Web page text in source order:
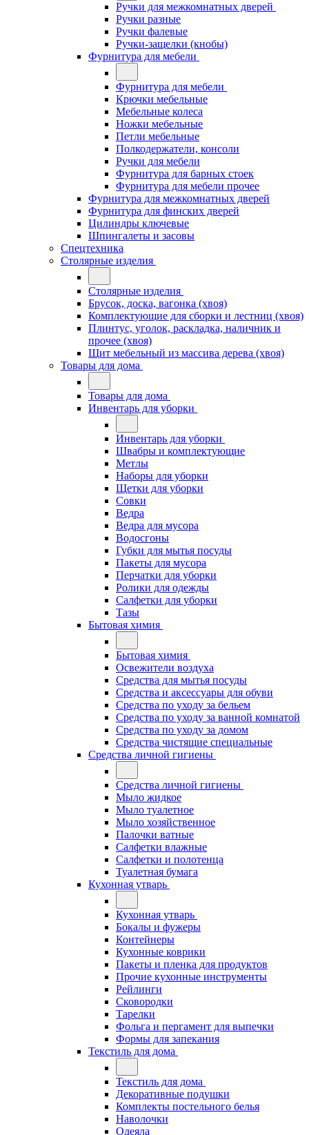
Ручки для межкомнатных дверей
Ручки разные
Ручки фалевые
Ручки-защелки (кнобы)
Фурнитура для мебели
Фурнитура для мебели
Крючки мебельные
Мебельные колеса
Ножки мебельные
Петли мебельные
Полкодержатели, консоли
Ручки для мебели
Фурнитура для барных стоек
Фурнитура для мебели прочее
Фурнитура для межкомнатных дверей
Фурнитура для финских дверей
Цилиндры ключевые
Шпингалеты и засовы
Спецтехника
Столярные изделия
Столярные изделия
Брусок, доска, вагонка (хвоя)
Комплектующие для сборки и лестниц (хвоя)
Плинтус, уголок, раскладка, наличник и
прочее (хвоя)
Щит мебельный из массива дерева (хвоя)
Товары для дома
Товары для дома
Инвентарь для уборки
Инвентарь для уборки
Швабры и комплектующие
Метлы
Наборы для уборки
Щетки для уборки
Совки
Ведра
Ведра для мусора
Водосгоны
Губки для мытья посуды
Пакеты для мусора
Перчатки для уборки
Ролики для одежды
Салфетки для уборки
Тазы
Бытовая химия
Бытовая химия
Освежители воздуха
Средства для мытья посуды
Средства и аксессуары для обуви
Средства по уходу за бельем
Средства по уходу за ванной комнатой
Средства по уходу за домом
Средства чистящие специальные
Средства личной гигиены
Средства личной гигиены
Мыло жидкое
Мыло туалетное
Мыло хозяйственное
Палочки ватные
Салфетки влажные
Салфетки и полотенца
Туалетная бумага
Кухонная утварь
Кухонная утварь
Бокалы и фужеры
Контейнеры
Кухонные коврики
Пакеты и пленка для продуктов
Прочие кухонные инструменты
Рейлинги
Сковородки
Тарелки
Фольга и пергамент для выпечки
Формы для запекания
Текстиль для дома
Текстиль для дома
Декоративные подушки
Комплекты постельного белья
Наволочки
Одеяла